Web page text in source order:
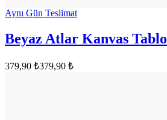
Aynı Gün Teslimat
Beyaz Atlar Kanvas Tablo
379,90 ₺379,90 ₺